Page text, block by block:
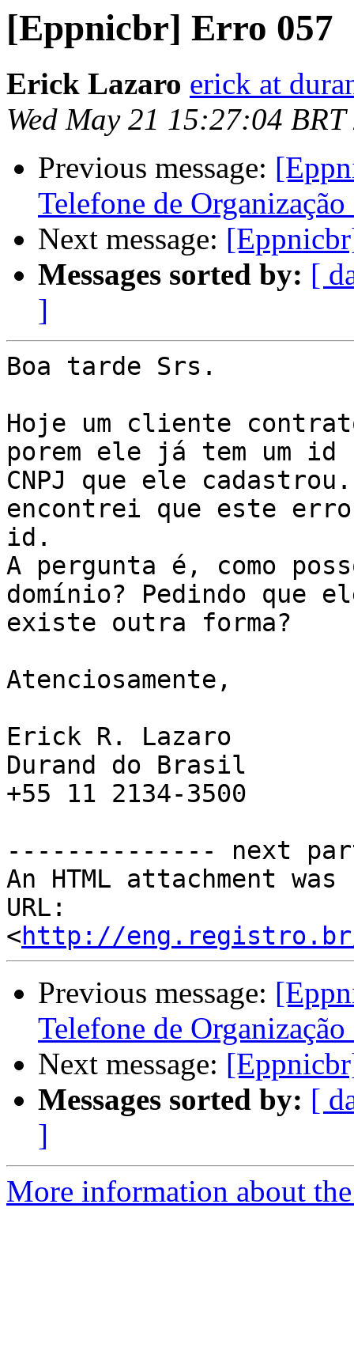
[Eppnicbr] Erro 057
Erick Lazaro erick at
Wed May 21 15:27:04 BRT
Previous message:
Telefone de
Next message:
Messages sorted by: [
]
Boa tarde Srs.
Hoje um cliente
porem ele já tem um id
CNPJ que ele
encontrei que este
id.
A pergunta é, como
domínio? Pedindo que
existe outra forma?
Atenciosamente,
Erick R. Lazaro
Durand do Brasil
+55 11 2134-3500
-------------- next
An HTML attachment
URL:
<http://eng.registro.br/
Previous message:
Telefone de
Next message:
Messages sorted by: [
]
More information about